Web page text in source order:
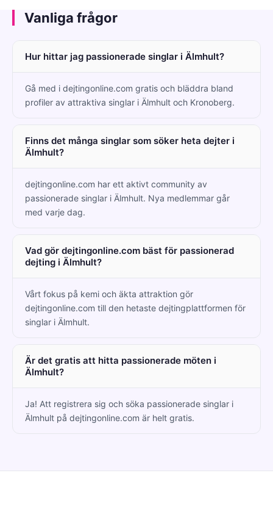
Vanliga frågor
Hur hittar jag passionerade singlar i Älmhult?
Gå med i dejtingonline.com gratis och bläddra bland
profiler av attraktiva singlar i Älmhult och Kronoberg.
Finns det många singlar som söker heta dejter i
Älmhult?
dejtingonline.com har ett aktivt community av
passionerade singlar i Älmhult. Nya medlemmar går
med varje dag.
Vad gör dejtingonline.com bäst för passionerad
dejting i Älmhult?
Vårt fokus på kemi och äkta attraktion gör
dejtingonline.com till den hetaste dejtingplattformen för
singlar i Älmhult.
Är det gratis att hitta passionerade möten i
Älmhult?
Ja! Att registrera sig och söka passionerade singlar i
Älmhult på dejtingonline.com är helt gratis.